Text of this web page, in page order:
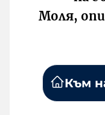
Моля,
Към